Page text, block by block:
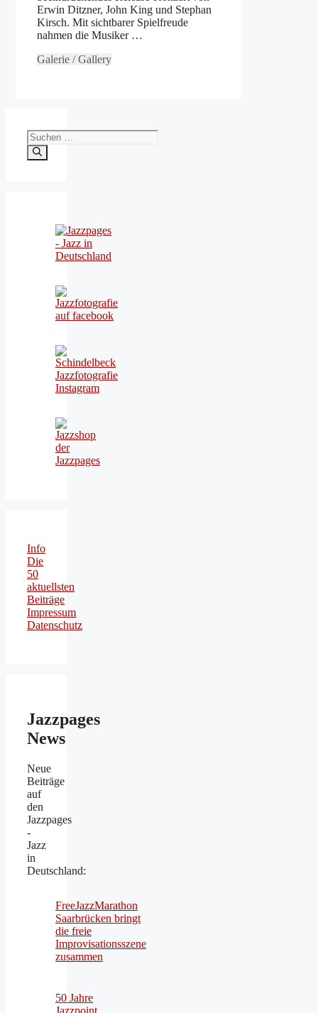
Erwin Ditzner, John King und Stephan
Kirsch. Mit sichtbarer Spielfreude
nahmen die Musiker …
Galerie / Gallery
Suchen
nach:
Info
Die
50
aktuellsten
Beiträge
Impressum
Datenschutz
Jazzpages
News
Neue
Beiträge
auf
den
Jazzpages
-
Jazz
in
Deutschland:
FreeJazzMarathon
Saarbrücken bringt
die freie
Improvisationsszene
zusammen
50 Jahre